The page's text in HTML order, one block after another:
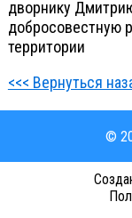
дворнику
добросовестную
территории
<<< Вернуться
©